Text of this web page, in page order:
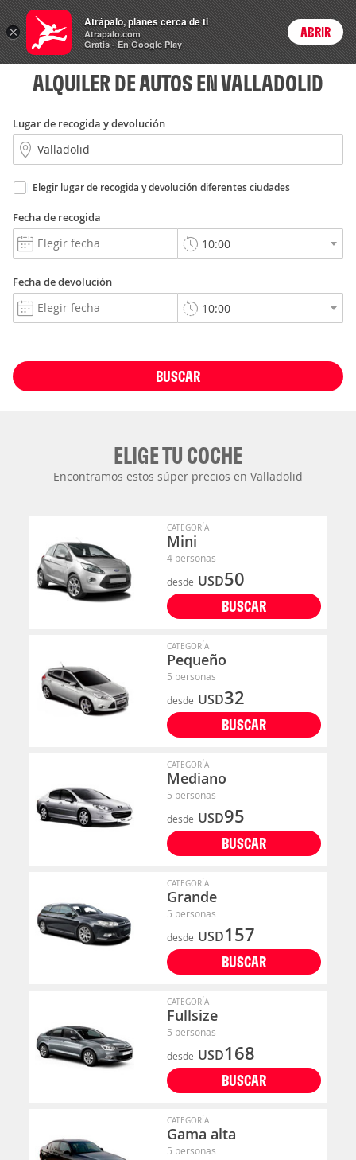
Rent
a Car Login
ALQUILER DE AUTOS EN VALLADOLID
Lugar de recogida y devolución
Elegir lugar de recogida y devolución diferentes ciudades
Fecha de recogida
Fecha de devolución
BUSCAR
ELIGE TU COCHE
Encontramos estos súper precios en Valladolid
CATEGORÍA
Mini
4 personas
desde USD50
BUSCAR
CATEGORÍA
Pequeño
5 personas
desde USD32
BUSCAR
CATEGORÍA
Mediano
5 personas
desde USD95
BUSCAR
CATEGORÍA
Grande
5 personas
desde USD157
BUSCAR
CATEGORÍA
Fullsize
5 personas
desde USD168
BUSCAR
CATEGORÍA
Gama alta
5 personas
×
Atrápalo, planes cerca de ti
Atrapalo.com
Gratis - En Google Play
ABRIR